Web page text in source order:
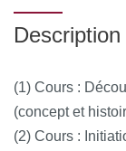
Description
(1) Cours :
(concept et
(2) Cours :